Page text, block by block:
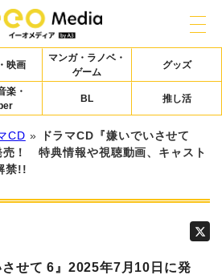
映画
マンガ・ラノベ・
ゲーム
グッズ
楽・
BL 推し活
CD »
ドラマCD『嫌いでいさせて
！ 特典情報や視聴動画、キャスト
禁!!
させて 6』2025年7月10日に発